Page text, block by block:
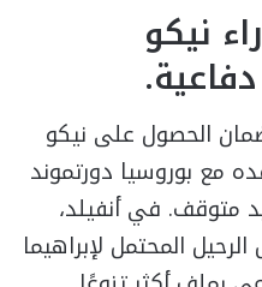
نيكو
الحصول على نيكو
مع بوروسيا دورتموند
التجديد متوقف. في أنفيلد،
المحتمل لإبراهيما